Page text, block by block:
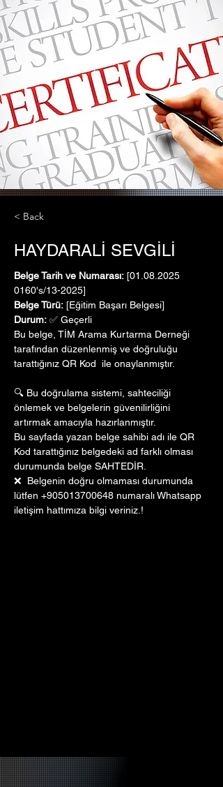
< Back
HAYDARALİ SEVGİLİ
Belge Tarih ve Numarası: [01.08.2025
0160's/13-2025]
Belge Türü: [Eğitim Başarı Belgesi]
Durum: ✅ Geçerli
Bu belge, TİM Arama Kurtarma Derneği
tarafından düzenlenmiş ve doğruluğu
tarattığınız QR Kod  ile onaylanmıştır.
🔍 Bu doğrulama sistemi, sahteciliği
önlemek ve belgelerin güvenilirliğini
artırmak amacıyla hazırlanmıştır.
Bu sayfada yazan belge sahibi adı ile QR
Kod tarattığınız belgedeki ad farklı olması
durumunda belge SAHTEDİR.
❌  Belgenin doğru olmaması durumunda
lütfen +905013700648 numaralı Whatsapp
iletişim hattımıza bilgi veriniz.!